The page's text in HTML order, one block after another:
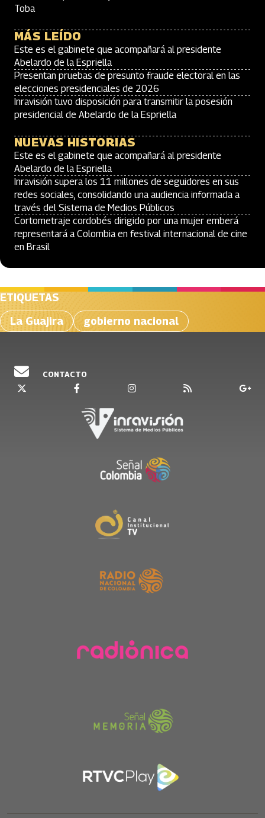
Toba
MÁS LEÍDO
Este es el gabinete que acompañará al presidente
Abelardo de la Espriella
Presentan pruebas de presunto fraude electoral en las
elecciones presidenciales de 2026
Inravisión tuvo disposición para transmitir la posesión
presidencial de Abelardo de la Espriella
NUEVAS HISTORIAS
Este es el gabinete que acompañará al presidente
Abelardo de la Espriella
Inravisión supera los 11 millones de seguidores en sus
redes sociales, consolidando una audiencia informada a
través del Sistema de Medios Públicos
Cortometraje cordobés dirigido por una mujer emberá
representará a Colombia en festival internacional de cine
en Brasil
ETIQUETAS
La Guajira
gobierno nacional
CONTACTO